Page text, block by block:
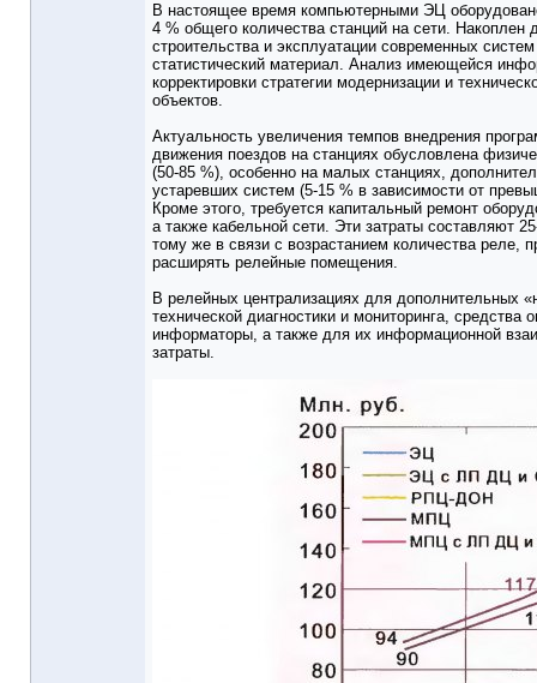
В настоящее время компьютерными ЭЦ
4 % общего количества станций на сети. Накоплен
строительства и эксплуатации современных
статистический материал. Анализ имеющейся
корректировки стратегии модернизации и
объектов.
Актуальность увеличения темпов внедрения
движения поездов на станциях обусловлена
(50-85 %), особенно на малых станциях,
устаревших систем (5-15 % в зависимости от
Кроме этого, требуется капитальный ремонт
а также кабельной сети. Эти затраты составляют
тому же в связи с возрастанием количества реле,
расширять релейные помещения.
В релейных централизациях для дополнительных
технической диагностики и мониторинга,
информаторы, а также для их информационной
затраты.